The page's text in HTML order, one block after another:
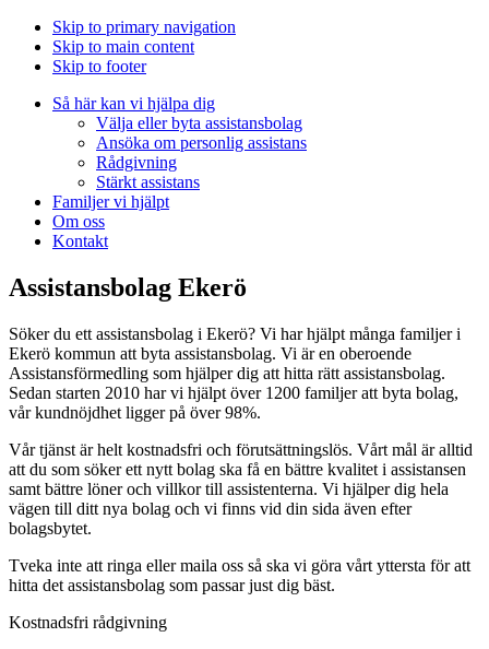
Skip to primary navigation
Skip to main content
Skip to footer
Så här kan vi hjälpa dig
Välja eller byta assistansbolag
Ansöka om personlig assistans
Rådgivning
Stärkt assistans
Familjer vi hjälpt
Om oss
Kontakt
Assistansbolag Ekerö
Söker du ett assistansbolag i Ekerö? Vi har hjälpt många familjer i
Ekerö kommun att byta assistansbolag. Vi är en oberoende
Assistansförmedling som hjälper dig att hitta rätt assistansbolag.
Sedan starten 2010 har vi hjälpt över 1200 familjer att byta bolag,
vår kundnöjdhet ligger på över 98%.
Vår tjänst är helt kostnadsfri och förutsättningslös. Vårt mål är alltid
att du som söker ett nytt bolag ska få en bättre kvalitet i assistansen
samt bättre löner och villkor till assistenterna. Vi hjälper dig hela
vägen till ditt nya bolag och vi finns vid din sida även efter
bolagsbytet.
Tveka inte att ringa eller maila oss så ska vi göra vårt yttersta för att
hitta det assistansbolag som passar just dig bäst.
Kostnadsfri rådgivning